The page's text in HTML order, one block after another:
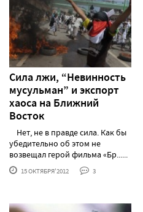
Сила лжи, “Невинность
мусульман” и экспорт
хаоса на Ближний
Восток
Нет, не в правде сила. Как бы
убедительно об этом не
возвещал герой фильма «Бр......
15 ОКТЯБРЯ'2012 3